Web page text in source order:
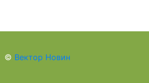
© Вектор Новин